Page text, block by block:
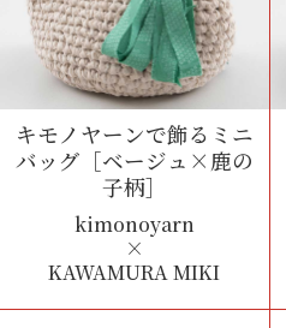
キモノヤーンで飾るミニ
バッグ ［ベージュ×鹿の
子柄］
kimonoyarn
×
KAWAMURA MIKI